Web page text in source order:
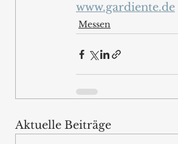
www.gardiente.de
Messen
Aktuelle Beiträge